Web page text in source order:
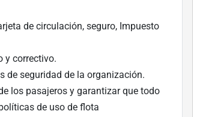
de circulación, seguro, Impuesto
y correctivo.
de seguridad de la organización.
los pasajeros y garantizar que todo
de uso de flota